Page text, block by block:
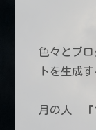
色々とブ
トを生成
月の人 『